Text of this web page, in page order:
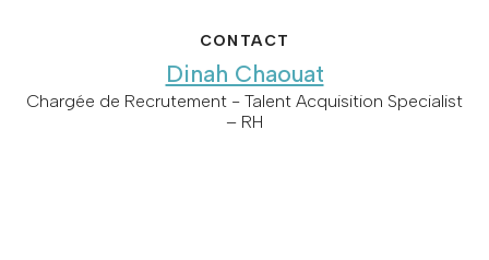
CONTACT
Dinah Chaouat
Chargée de Recrutement - Talent Acquisition Specialist
– RH